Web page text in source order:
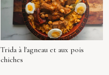
Trida à l'agneau et aux pois
chiches